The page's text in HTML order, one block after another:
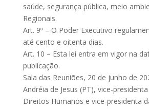
saúde, segurança pública, meio
Regionais.
Art. 9º – O Poder Executivo
até cento e oitenta dias.
Art. 10 – Esta lei entra em vigor na
publicação.
Sala das Reuniões, 20 de junho de
Andréia de Jesus (PT), vice-
Direitos Humanos e vice-presidenta